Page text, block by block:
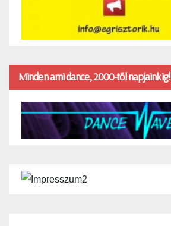
Minden ami dance, 2000-től napjainkig!